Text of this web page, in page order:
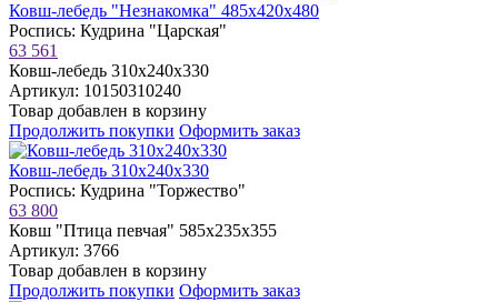
Ковш-лебедь "Незнакомка" 485х420х480
Роспись: Кудрина "Царская"
63 561
Ковш-лебедь 310х240х330
Артикул: 10150310240
Товар добавлен в корзину
Продолжить покупки Оформить заказ
Ковш-лебедь 310х240х330
Роспись: Кудрина "Торжество"
63 800
Ковш "Птица певчая" 585х235х355
Артикул: 3766
Товар добавлен в корзину
Продолжить покупки Оформить заказ